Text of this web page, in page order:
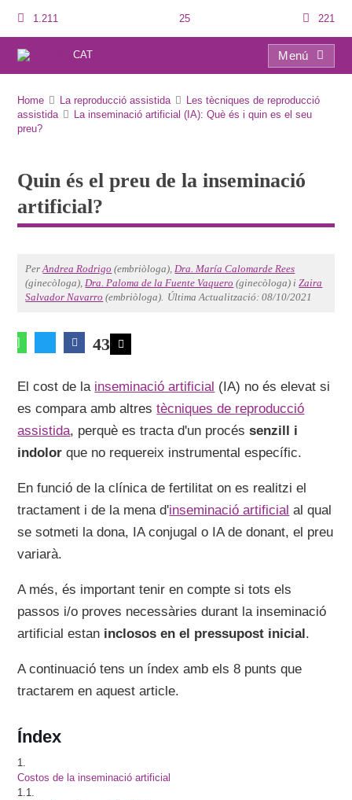
1.211 25 221
CAT
Menú
Home La reproducció assistida
Les tècniques de reproducció
assistida
La inseminació artificial (IA): Què és i quin es el seu
preu?
Quin és el preu de la inseminació
artificial?
PerAndrea Rodrigo (embriòloga),Dra. María Calomarde Rees
(ginecòloga),Dra. Paloma de la Fuente Vaquero (ginecòloga) iZaira
Salvador Navarro (embriòloga). Última Actualització: 08/10/2021
43
El cost de la inseminació artificial (IA) no és elevat si
es compara amb altrestècniques de reproducció
assistida, perquè es tracta d'un procéssenzill i
indolor que no requereix instrumental específic.
En funció de la clínica de fertilitat on es realitzi el
tractament i de la mena d'inseminació artificial al qual
se sotmeti la dona, IA conjugal o IA de donant, el preu
variarà.
A més, és important tenir en compte si tots els
passos i/o proves necessàries durant la inseminació
artificial estan inclosos en el pressupost inicial.
A continuació tens un índex amb els 8 punts que
tractarem en aquest article.
Índex
1.
Costos de la inseminació artificial
1.1.